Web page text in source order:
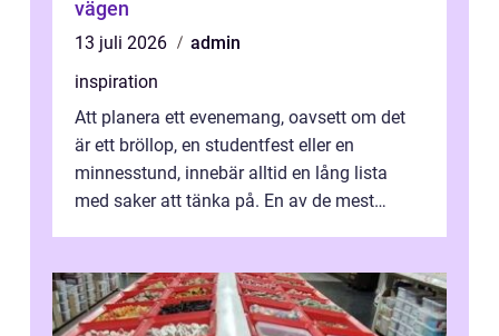
vägen
13 juli 2026
admin
inspiration
Att planera ett evenemang, oavsett om det
är ett bröllop, en studentfest eller en
minnesstund, innebär alltid en lång lista
med saker att tänka på. En av de mest